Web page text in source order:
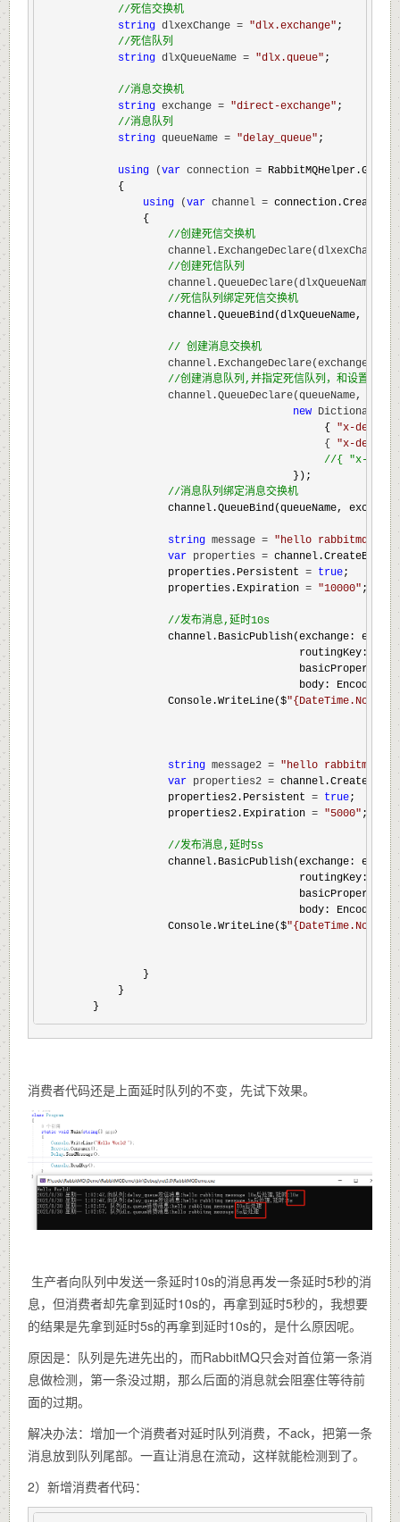
//死信交换机
string dlxexChange = "dlx.exchange" ;
//死信队列
string dlxQueueName = "dlx.queue" ;
//消息交换机
string exchange = "direct-exchange" ;
//消息队列
string queueName = "delay_queue" ;
using (var connection =
            {
using (var channel =
                {
//创建死信交换机
//创建死信队列
channel.QueueDeclare(dlxQueueName,
//死信队列绑定死信交换机
channel.QueueBind(dlxQueueName,
// 创建消息交换机
channel.ExchangeDeclare(exchange,
//创建消息队列,并指定死信队列，和设置这个
channel.QueueDeclare(queueName,
new Dictionary<
                                             {
"x-dead-
                                             {
"x-dead-
//{ "x-
                                        });
//消息队列绑定消息交换机
channel.QueueBind(queueName,
string message = "hello rabbitmq
var properties =
                    properties.Persistent
= true;
                    properties.Expiration
= "10000" ;//消息
//发布消息,延时10s
channel.BasicPublish(exchange:
routingKey:
body:
                    Console.WriteLine($
"{DateTime.Now},向
string message2 = "hello rabbitmq
var properties2 =
                    properties2.Persistent
= true;
                    properties2.Expiration
= "5000" ;//消息
//发布消息,延时5s
channel.BasicPublish(exchange:
routingKey:
body:
                    Console.WriteLine($
"{DateTime.Now},向
                }
            }
        }
消费者代码还是上面延时队列的不变，先试下效果。
生产者向队列中发送一条延时10s的消息再发一条延时5秒的消
息，但消费者却先拿到延时10s的，再拿到延时5秒的，我想要
的结果是先拿到延时5s的再拿到延时10s的，是什么原因呢。
原因是：队列是先进先出的，而RabbitMQ只会对首位第一条消
息做检测，第一条没过期，那么后面的消息就会阻塞住等待前
面的过期。
解决办法：增加一个消费者对延时队列消费，不ack，把第一条
消息放到队列尾部。一直让消息在流动，这样就能检测到了。
2）新增消费者代码：